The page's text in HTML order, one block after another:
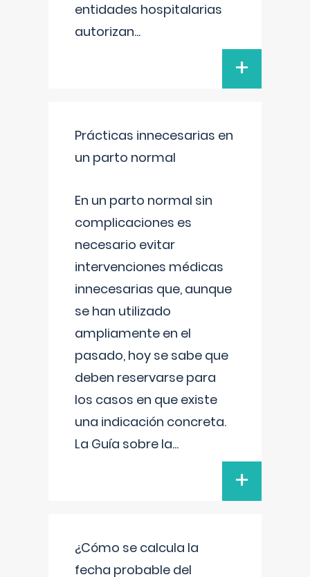
entidades hospitalarias
autorizan...
+
Prácticas innecesarias en
un parto normal
En un parto normal sin
complicaciones es
necesario evitar
intervenciones médicas
innecesarias que, aunque
se han utilizado
ampliamente en el
pasado, hoy se sabe que
deben reservarse para
los casos en que existe
una indicación concreta.
La Guía sobre la...
+
¿Cómo se calcula la
fecha probable del